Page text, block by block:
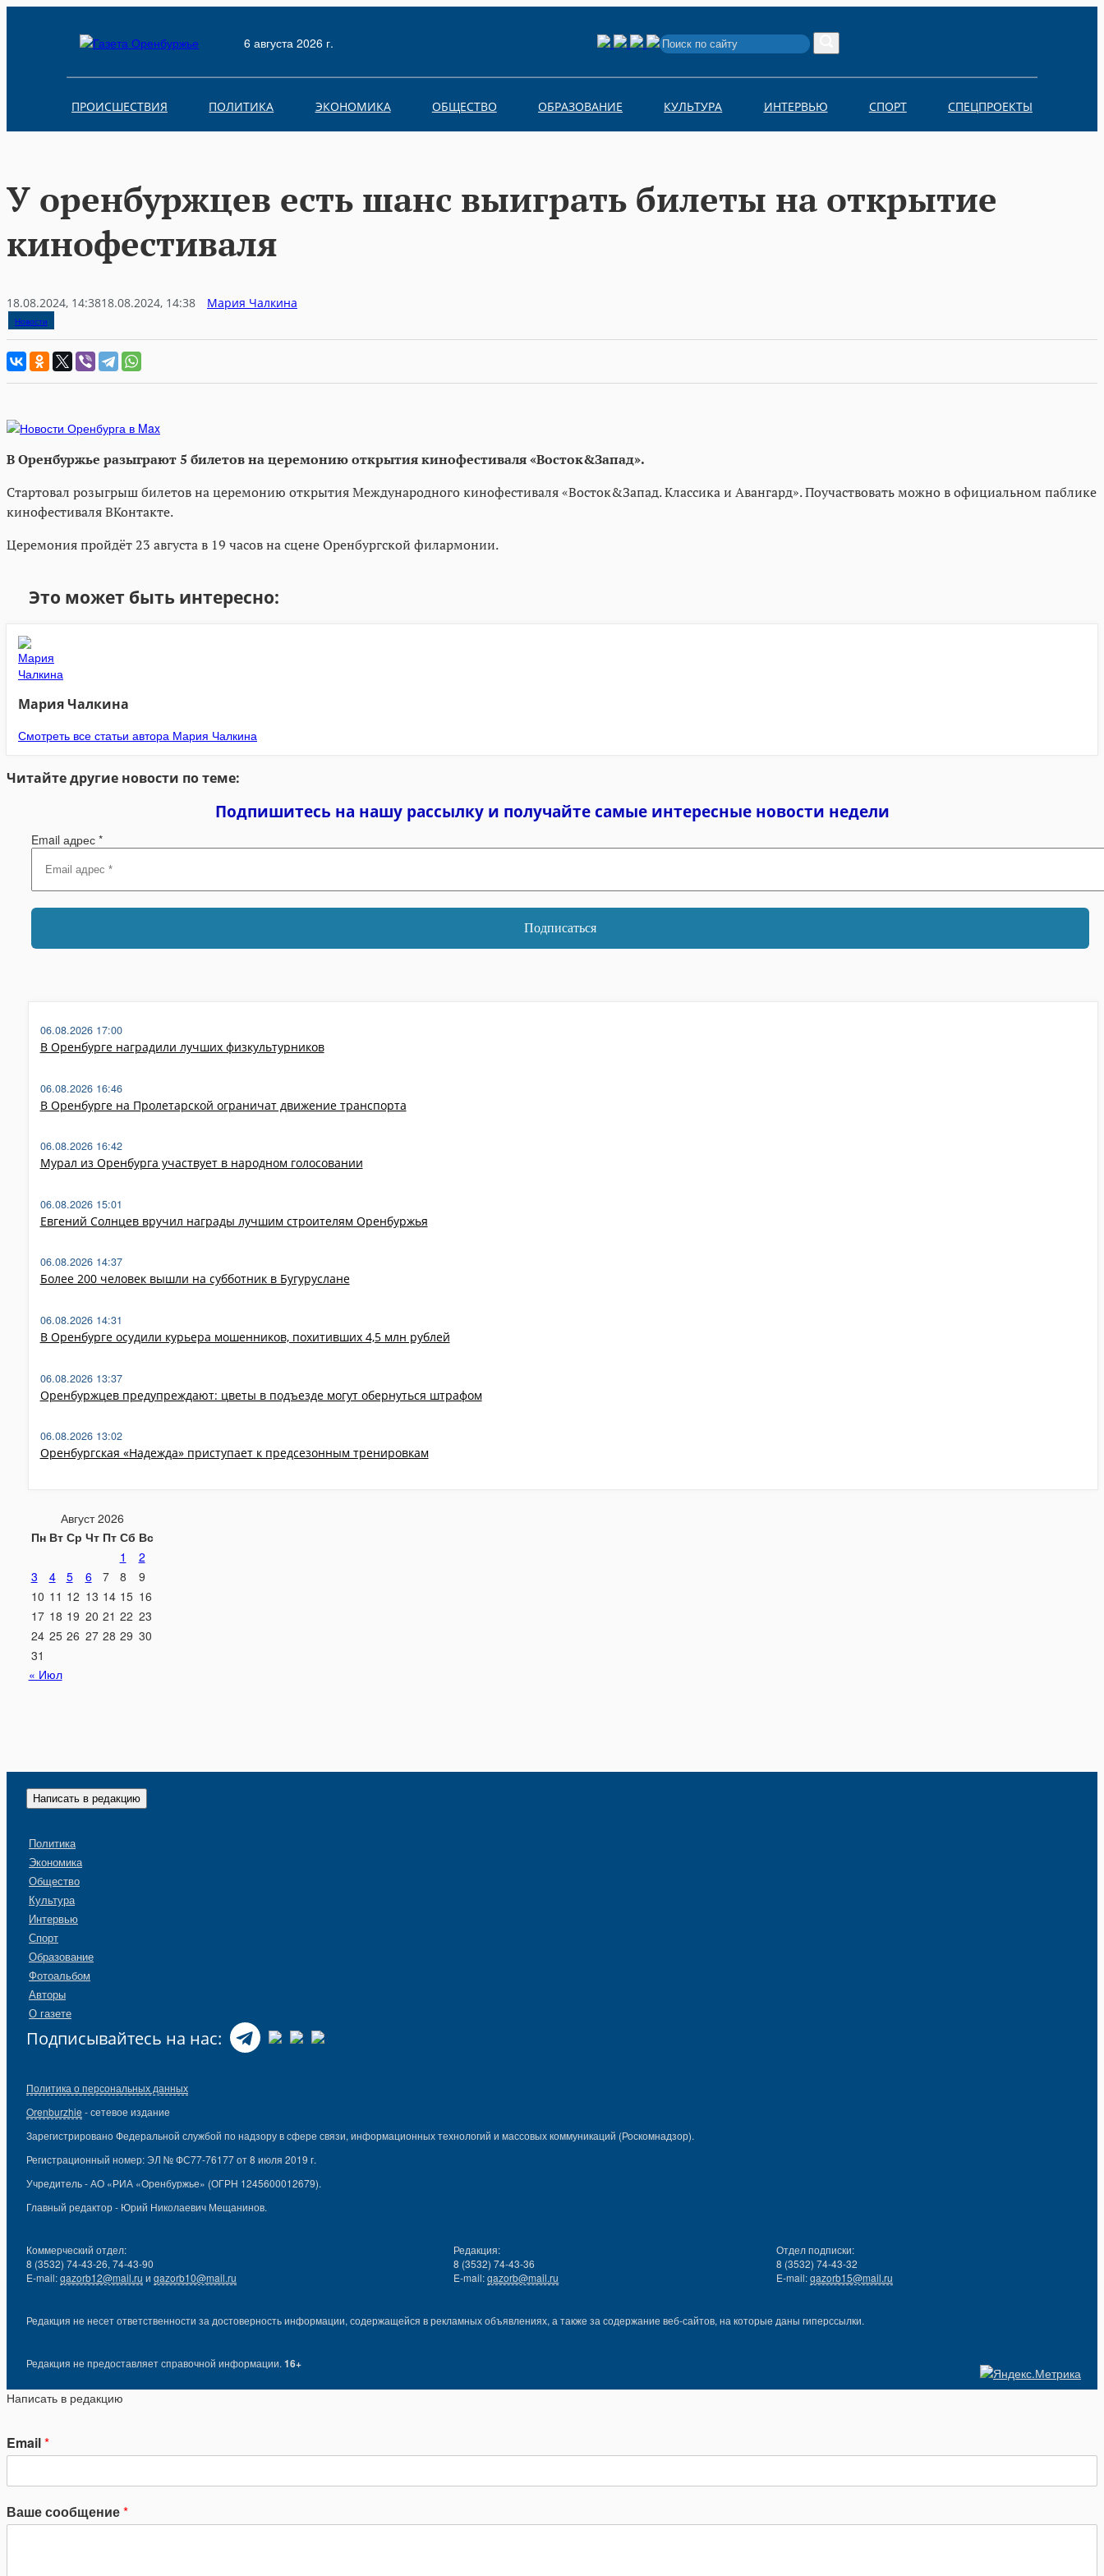
6 августа 2026 г.
Search
for:
ПРОИСШЕСТВИЯ ПОЛИТИКА ЭКОНОМИКА ОБЩЕСТВО ОБРАЗОВАНИЕ КУЛЬТУРА ИНТЕРВЬЮ СПОРТ СПЕЦПРОЕКТЫ
У оренбуржцев есть шанс выиграть билеты на открытие
кинофестиваля
18.08.2024, 14:3818.08.2024, 14:38 Мария Чалкина
Новости
В Оренбуржье разыграют 5 билетов на церемонию открытия кинофестиваля «Восток&Запад».
Стартовал розыгрыш билетов на церемонию открытия Международного кинофестиваля «Восток&Запад. Классика и Авангард». Поучаствовать можно в официальном паблике
кинофестиваля ВКонтакте.
Церемония пройдёт 23 августа в 19 часов на сцене Оренбургской филармонии.
Это может быть интересно:
Мария Чалкина
Смотреть все статьи автора Мария Чалкина
Читайте другие новости по теме:
Подпишитесь на нашу рассылку и получайте самые интересные новости недели
Email адрес *
В Оренбурге наградили лучших физкультурников
06.08.2026 17:00
В Оренбурге на Пролетарской ограничат движение транспорта
06.08.2026 16:46
Мурал из Оренбурга участвует в народном голосовании
06.08.2026 16:42
Евгений Солнцев вручил награды лучшим строителям Оренбуржья
06.08.2026 15:01
Более 200 человек вышли на субботник в Бугуруслане
06.08.2026 14:37
В Оренбурге осудили курьера мошенников, похитивших 4,5 млн рублей
06.08.2026 14:31
Оренбуржцев предупреждают: цветы в подъезде могут обернуться штрафом
06.08.2026 13:37
Оренбургская «Надежда» приступает к предсезонным тренировкам
06.08.2026 13:02
Август 2026
Пн Вт Ср Чт Пт Сб Вс
1
2
3
4 5 6 7 8
9
10 11 12 13 14 15 16
17 18 19 20 21 22 23
24 25 26 27 28 29 30
31
« Июл
Написать в редакцию
Политика
Экономика
Общество
Культура
Интервью
Спорт
Образование
Фотоальбом
Авторы
О газете
Подписывайтесь на нас:
Политика о персональных данных
Orenburzhie - сетевое издание
Зарегистрировано Федеральной службой по надзору в сфере связи, информационных технологий и массовых коммуникаций (Роскомнадзор).
Регистрационный номер: ЭЛ № ФС77-76177 от 8 июля 2019 г.
Учредитель - АО «РИА «Оренбуржье» (ОГРН 1245600012679).
Главный редактор - Юрий Николаевич Мещанинов.
Коммерческий отдел:
8 (3532) 74-43-26, 74-43-90
E-mail:gazorb12@mail.ru и gazorb10@mail.ru
Редакция:
8 (3532) 74-43-36
E-mail:gazorb@mail.ru
Отдел подписки:
8 (3532) 74-43-32
E-mail:gazorb15@mail.ru
Редакция не несет ответственности за достоверность информации, содержащейся в рекламных объявлениях, а также за содержание веб-сайтов, на которые даны гиперссылки.
Редакция не предоставляет справочной информации. 16+
Написать в редакцию
Email*
Ваше сообщение*